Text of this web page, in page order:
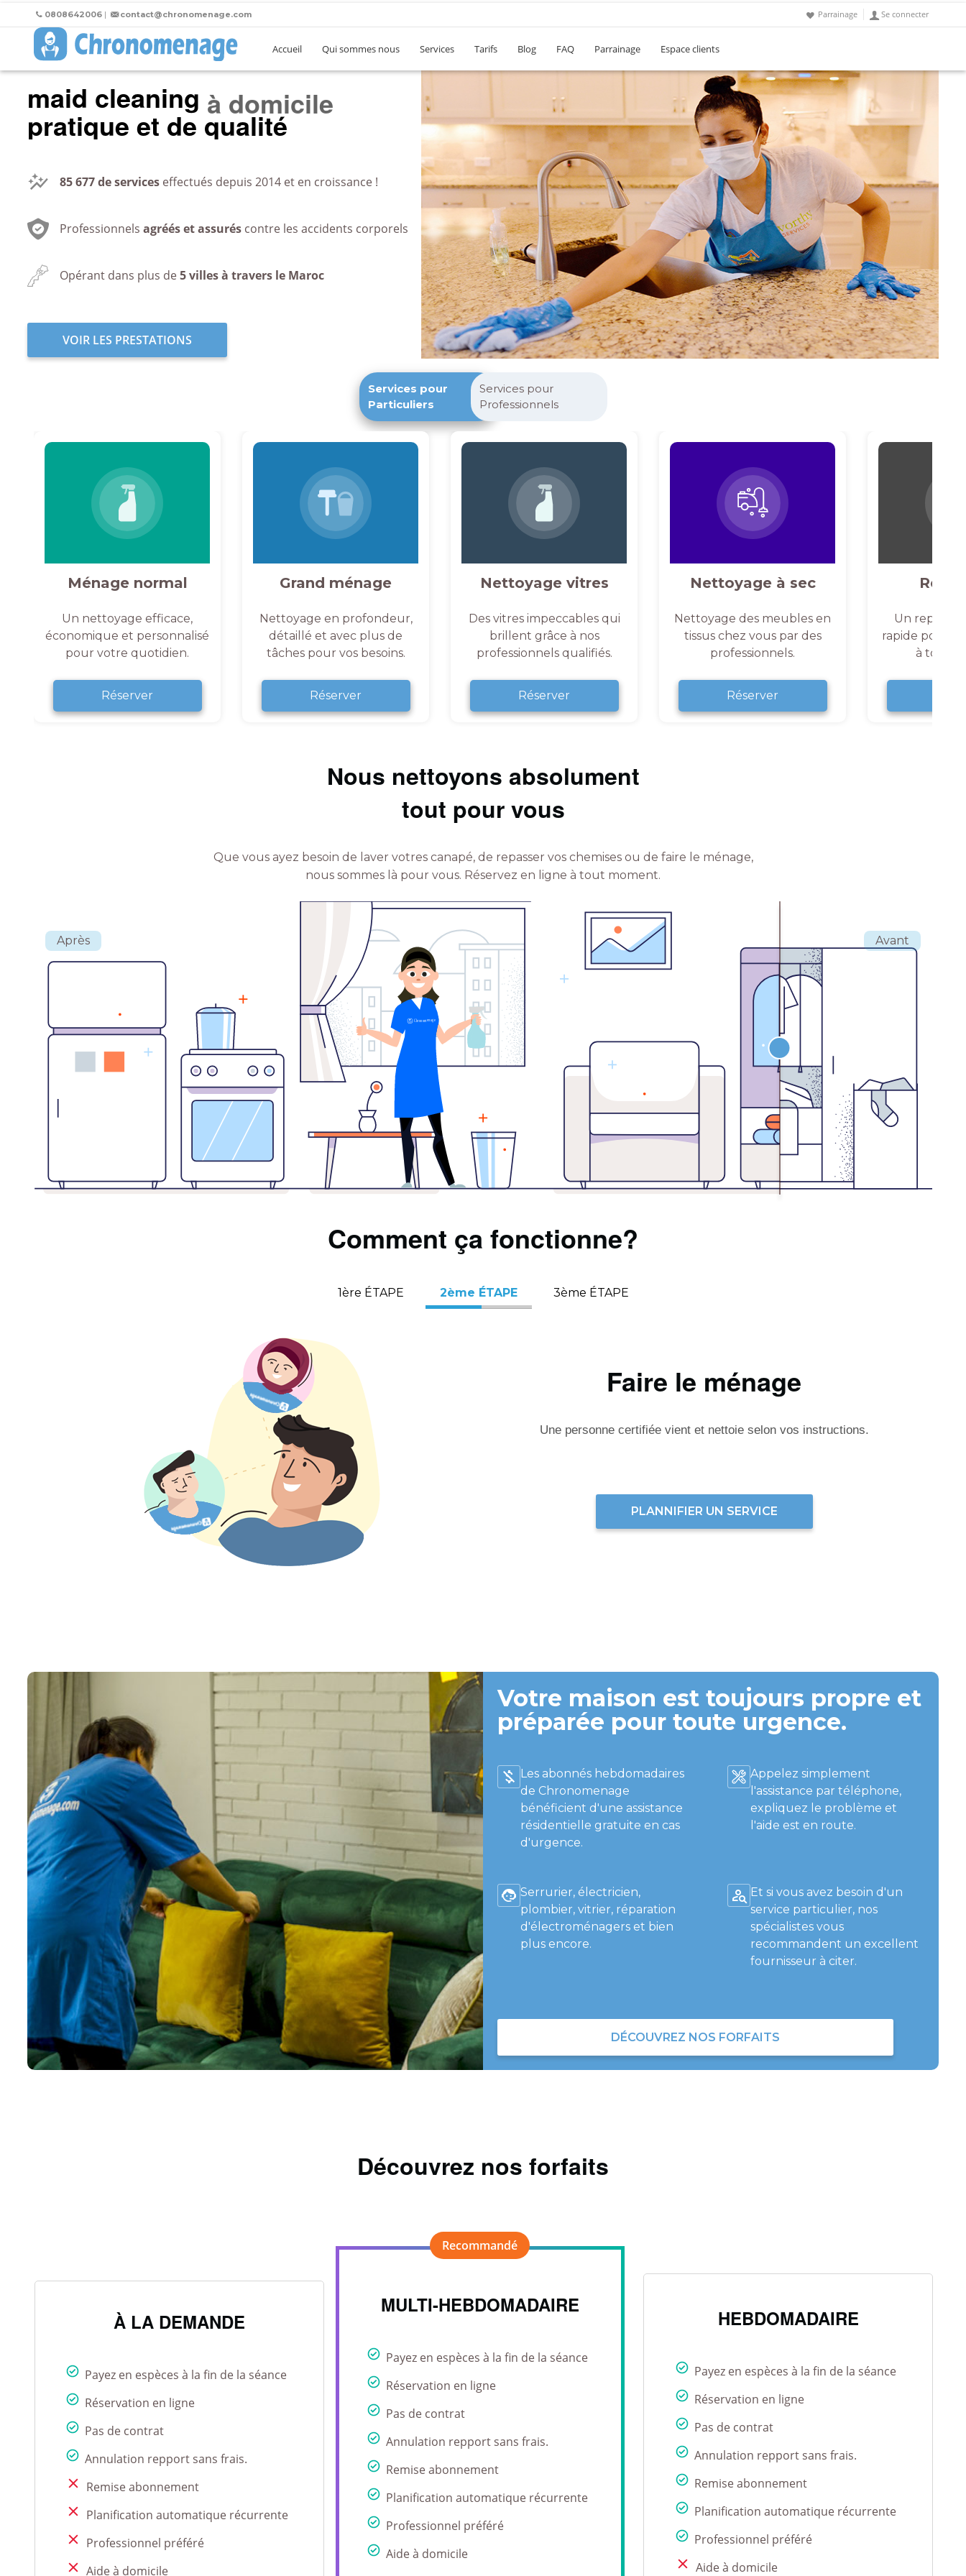
0808642006 | contact@chronomenage.com Parrainage Se connecter
Accueil Qui sommes nous Services Tarifs Blog FAQ Parrainage Espace clients
maid cleaning au bureau
pratique et de qualité
85 677de services effectués depuis 2014 et en croissance !
Professionnels agréés et assurés contre les accidents corporels
Opérant dans plus de5 villes à travers le Maroc
VOIR LES PRESTATIONS
Services pour
Particuliers
Services pour
Professionnels
Ménage normal
Un nettoyage efficace,
économique et personnalisé
pour votre quotidien.
Réserver
Grand ménage
Nettoyage en profondeur,
détaillé et avec plus de
tâches pour vos besoins.
Réserver
Nettoyage vitres
Des vitres impeccables qui
brillent grâce à nos
professionnels qualifiés.
Réserver
Nettoyage à sec
Nettoyage des meubles en
tissus chez vous par des
professionnels.
Réserver
Un
rapide pour
à tout
Nous nettoyons absolument
tout pour vous
Que vous ayez besoin de laver votres canapé, de repasser vos chemises ou de faire le ménage,
nous sommes là pour vous. Réservez en ligne à tout moment.
Comment ça fonctionne?
1ère ÉTAPE 2ème ÉTAPE 3ème ÉTAPE
Faire le ménage
Une personne certifiée vient et nettoie selon vos instructions.
PLANNIFIER UN SERVICE
Votre maison est toujours propre et
préparée pour toute urgence.
Les abonnés hebdomadaires
de Chronomenage
bénéficient d'une assistance
résidentielle gratuite en cas
d'urgence.
Appelez simplement
l'assistance par téléphone,
expliquez le problème et
l'aide est en route.
Serrurier, électricien,
plombier, vitrier, réparation
d'électroménagers et bien
plus encore.
Et si vous avez besoin d'un
service particulier, nos
spécialistes vous
recommandent un excellent
fournisseur à citer.
DÉCOUVREZ NOS FORFAITS
Découvrez nos forfaits
HEBDOMADAIRE
Payez en espèces à la fin de la séance
Réservation en ligne
Pas de contrat
Annulation repport sans frais.
Remise abonnement
Planification automatique récurrente
Professionnel préféré
Aide à domicile
MULTI-HEBDOMADAIRE
Payez en espèces à la fin de la séance
Réservation en ligne
Pas de contrat
Annulation repport sans frais.
Remise abonnement
Planification automatique récurrente
Professionnel préféré
Aide à domicile
À LA DEMANDE
Payez en espèces à la fin de la séance
Réservation en ligne
Pas de contrat
Annulation repport sans frais.
Remise abonnement
Planification automatique récurrente
Professionnel préféré
Aide à domicile